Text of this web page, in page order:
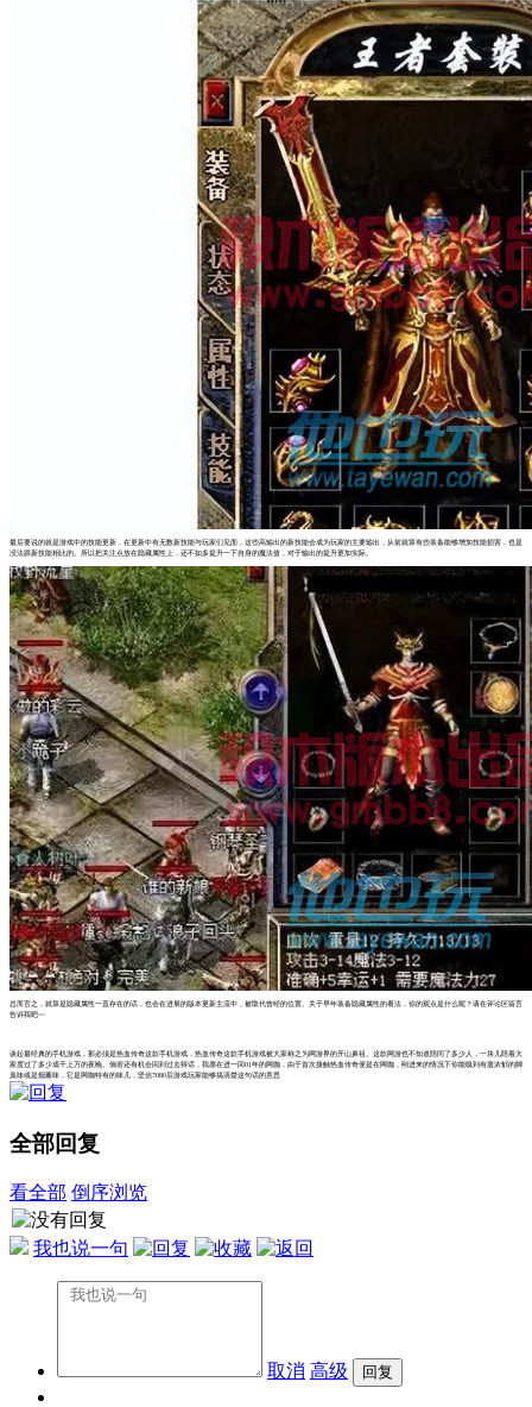
最后要说的就是游戏中的技能更新，在更新中有无数新技能与玩家们见面，这些高输出的新技能会成为玩家的主要输出，从前就算有些装备能够增加技能损害，也是
没法跟新技能相比的。所以把关注点放在隐藏属性上，还不如多提升一下自身的魔法值，对于输出的提升更加实际。
总而言之，就算是隐藏属性一直存在的话，也会在进展的版本更新主流中，被取代曾经的位置。关于早年装备隐藏属性的看法，你的观点是什么呢？请在评论区留言
告诉我吧~~
谈起最经典的手机游戏，那必须是热血传奇这款手机游戏，热血传奇这款手机游戏被大家称之为网游界的开山鼻祖。这款网游也不知道陪同了多少人，一块儿陪着大
家度过了多少成千上万的夜晚。倘若还有机会回到过去得话，我愿在进一回01年的网咖，由于首次接触热血传奇便是在网咖，刚进来的情况下你能嗅到有股浓郁的脚
臭味或是烟薰味，它是网咖特有的味儿，坚信7080后游戏玩家能够搞清楚这句话的意思
全部回复
看全部 倒序浏览
我也说一句
取消 高级